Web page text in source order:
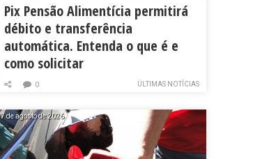
Pix Pensão Alimentícia permitirá
débito e transferência
automática. Entenda o que é e
como solicitar
ÚLTIMAS NOTÍCIAS
0
7 de agosto de 2026